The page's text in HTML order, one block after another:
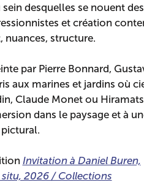
desquelles se nouent
et création
nuances, structure.
par Pierre Bonnard,
aux marines et jardins où
Claude Monet ou
dans le paysage et à
pictural.
Invitation à Daniel Buren,
2026 / Collections